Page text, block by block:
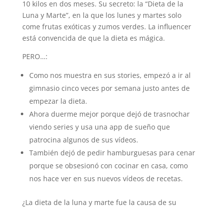
10 kilos en dos meses. Su secreto: la “Dieta de la
Luna y Marte”, en la que los lunes y martes solo
come frutas exóticas y zumos verdes. La influencer
está convencida de que la dieta es mágica.
PERO…:
Como nos muestra en sus stories, empezó a ir al
gimnasio cinco veces por semana justo antes de
empezar la dieta.
Ahora duerme mejor porque dejó de trasnochar
viendo series y usa una app de sueño que
patrocina algunos de sus vídeos.
También dejó de pedir hamburguesas para cenar
porque se obsesionó con cocinar en casa, como
nos hace ver en sus nuevos vídeos de recetas.
¿La dieta de la luna y marte fue la causa de su